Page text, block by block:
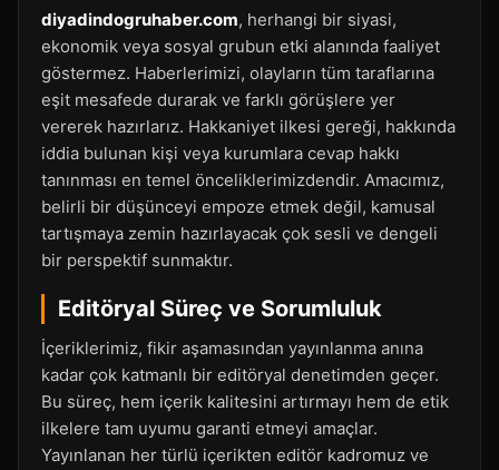
diyadindogruhaber.com, herhangi bir siyasi,
ekonomik veya sosyal grubun etki alanında faaliyet
göstermez. Haberlerimizi, olayların tüm taraflarına
eşit mesafede durarak ve farklı görüşlere yer
vererek hazırlarız. Hakkaniyet ilkesi gereği, hakkında
iddia bulunan kişi veya kurumlara cevap hakkı
tanınması en temel önceliklerimizdendir. Amacımız,
belirli bir düşünceyi empoze etmek değil, kamusal
tartışmaya zemin hazırlayacak çok sesli ve dengeli
bir perspektif sunmaktır.
Editöryal Süreç ve Sorumluluk
İçeriklerimiz, fikir aşamasından yayınlanma anına
kadar çok katmanlı bir editöryal denetimden geçer.
Bu süreç, hem içerik kalitesini artırmayı hem de etik
ilkelere tam uyumu garanti etmeyi amaçlar.
Yayınlanan her türlü içerikten editör kadromuz ve